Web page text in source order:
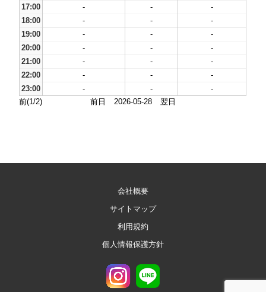
17:00
- -
-
18:00
- -
-
19:00
- -
-
20:00
- -
-
21:00
- -
-
22:00
- -
-
23:00
- -
-
前(1/2)
前日 2026-05-28 翌日
会社概要
サイトマップ
利用規約
個人情報保護方針